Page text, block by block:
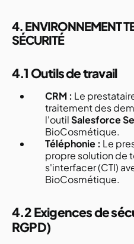
4. ENVIRONNEMENT
SÉCURITÉ
4.1 Outils de travail
CRM : Le
traitement des
l'outilSalesforce
BioCosmétique.
Téléphonie : Le
propre solution de
s'interfacer (CTI)
BioCosmétique.
4.2 Exigences de
RGPD)